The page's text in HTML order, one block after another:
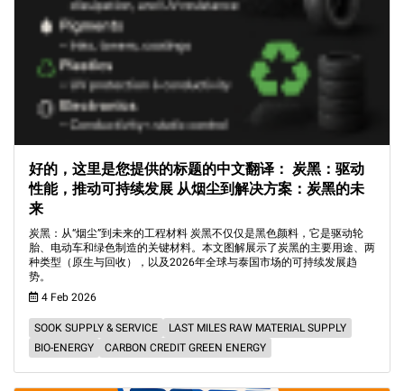
好的，这里是您提供的标题的中文翻译： 炭黑：驱动
性能，推动可持续发展 从烟尘到解决方案：炭黑的未
来
炭黑：从“烟尘”到未来的工程材料 炭黑不仅仅是黑色颜料，它是驱动轮
胎、电动车和绿色制造的关键材料。本文图解展示了炭黑的主要用途、两
种类型（原生与回收），以及2026年全球与泰国市场的可持续发展趋
势。
4 Feb 2026
SOOK SUPPLY & SERVICE
LAST MILES RAW MATERIAL SUPPLY
BIO-ENERGY
CARBON CREDIT GREEN ENERGY